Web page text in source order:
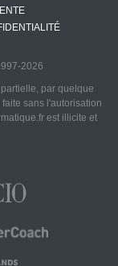
2026
par quelque
sans l'autorisation
est illicite et